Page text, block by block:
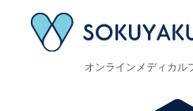
オンラインメディカル